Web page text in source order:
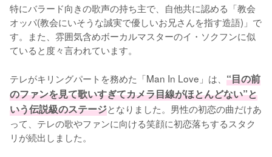
特にバラード向きの歌声の持ち主で、自他共に認める「教会
オッパ(教会にいそうな誠実で優しいお兄さんを指す造語)」で
す。また、雰囲気含めボーカルマスターのイ・ソクフンに似
ていると度々言われています。
テレがキリングパートを務めた「Man In Love」は、 “目の前
のファンを見て歌いすぎてカメラ目線がほとんどない”と
いう伝説級のステージとなりました。男性の初恋の曲だけあ
って、テレの歌やファンに向ける笑顔に初恋落ちするスタク
リが続出しました。